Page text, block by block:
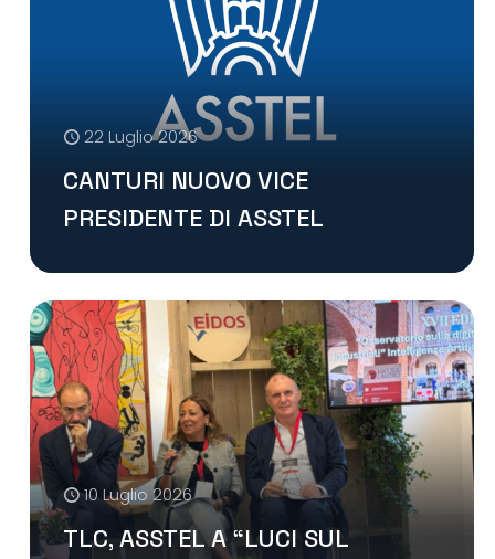
22 Luglio 2026
CANTURI NUOVO VICE
PRESIDENTE DI ASSTEL
10 Luglio 2026
TLC, ASSTEL A “LUCI SUL